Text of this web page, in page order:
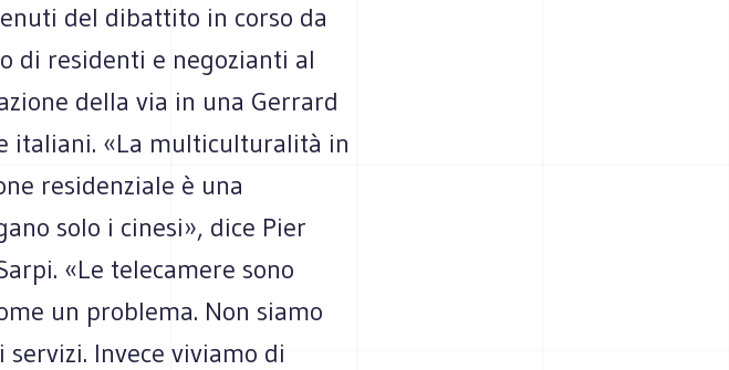
del dibattito in corso da
di residenti e negozianti al
della via in una Gerrard
italiani. «La multiculturalità in
residenziale è una
solo i cinesi», dice Pier
«Le telecamere sono
un problema. Non siamo
Invece viviamo di